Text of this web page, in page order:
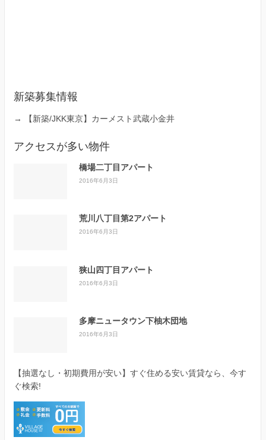
新築募集情報
→ 【新築/JKK東京】カーメスト武蔵小金井
アクセスが多い物件
橋場二丁目アパート
2016年6月3日
荒川八丁目第2アパート
2016年6月3日
狭山四丁目アパート
2016年6月3日
多摩ニュータウン下柚木団地
2016年6月3日
【抽選なし・初期費用が安い】すぐ住める安い賃貸なら、今す
ぐ検索!